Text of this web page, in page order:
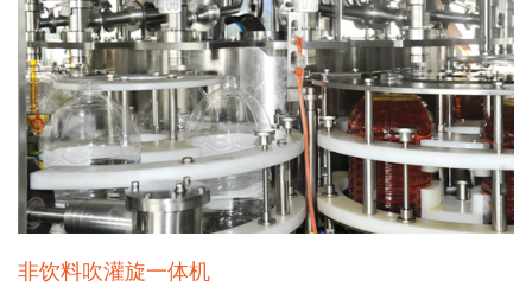
非饮料吹灌旋一体机